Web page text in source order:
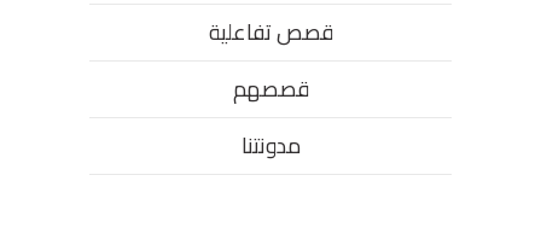
قصص تفاعلية
قصصهم
مدونتنا